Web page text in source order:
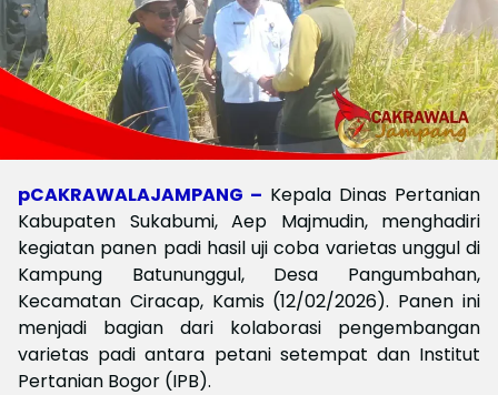
pCAKRAWALAJAMPANG – Kepala Dinas Pertanian
Kabupaten Sukabumi, Aep Majmudin, menghadiri
kegiatan panen padi hasil uji coba varietas unggul di
Kampung Batununggul, Desa Pangumbahan,
Kecamatan Ciracap, Kamis (12/02/2026). Panen ini
menjadi bagian dari kolaborasi pengembangan
varietas padi antara petani setempat dan Institut
Pertanian Bogor (IPB).